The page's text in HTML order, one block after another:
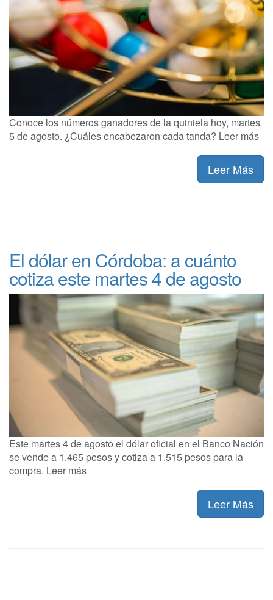
Conoce los números ganadores de la quiniela hoy, martes
5 de agosto. ¿Cuáles encabezaron cada tanda? Leer más
Leer Más
El dólar en Córdoba: a cuánto
cotiza este martes 4 de agosto
Este martes 4 de agosto el dólar oficial en el Banco Nación
se vende a 1.465 pesos y cotiza a 1.515 pesos para la
compra. Leer más
Leer Más